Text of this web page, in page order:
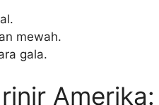
mewah.
gala.